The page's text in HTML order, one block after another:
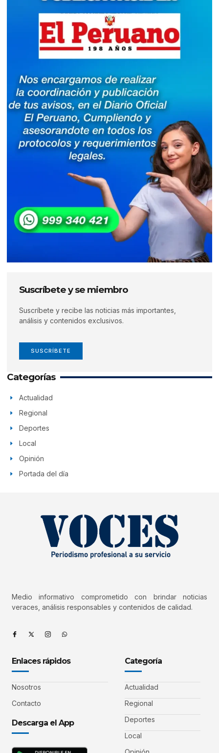
Suscríbete y se miembro
Suscríbete y recibe las noticias más importantes,
análisis y contenidos exclusivos.
SUSCRÍBETE
Categorías
Actualidad
Regional
Deportes
Local
Opinión
Portada del día
Medio informativo comprometido con brindar noticias
veraces, análisis responsables y contenidos de calidad.
Enlaces rápidos
Nosotros
Contacto
Descarga el App
Categoría
Actualidad
Regional
Deportes
Local